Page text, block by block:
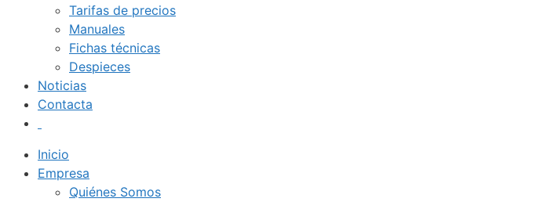
Tarifas de precios
Manuales
Fichas técnicas
Despieces
Noticias
Contacta
Inicio
Empresa
Quiénes Somos